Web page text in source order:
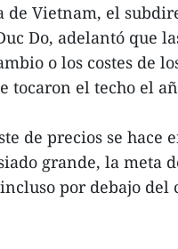
de Vietnam, el
Do, adelantó que
o los costes de
tocaron el techo el
de precios se
grande, la meta
por debajo del